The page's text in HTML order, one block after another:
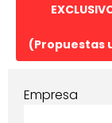
(Propuestas
Empresa